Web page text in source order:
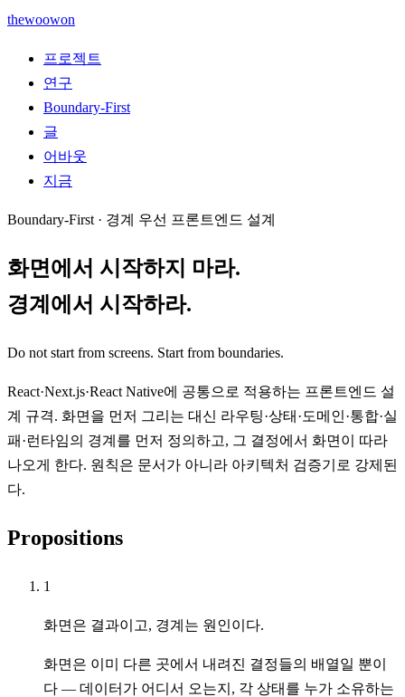
thewoowon
프로젝트
연구
Boundary-First
글
어바웃
지금
Boundary-First · 경계 우선 프론트엔드 설계
화면에서 시작하지 마라.
경계에서 시작하라.
Do not start from screens. Start from boundaries.
React·Next.js·React Native에 공통으로 적용하는 프론트엔드 설
계 규격. 화면을 먼저 그리는 대신 라우팅·상태·도메인·통합·실
패·런타임의 경계를 먼저 정의하고, 그 결정에서 화면이 따라
나오게 한다. 원칙은 문서가 아니라 아키텍처 검증기로 강제된
다.
Propositions
1
화면은 결과이고, 경계는 원인이다.
화면은 이미 다른 곳에서 내려진 결정들의 배열일 뿐이
다 — 데이터가 어디서 오는지, 각 상태를 누가 소유하는